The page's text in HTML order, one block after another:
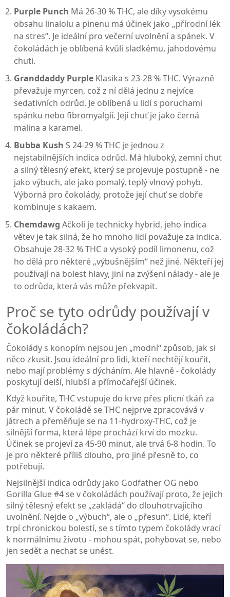
Purple Punch Má 26-30 % THC, ale díky vysokému
obsahu linalolu a pinenu má účinek jako „přírodní lék
na stres“. Je ideální pro večerní uvolnění a spánek. V
čokoládách je oblíbená kvůli sladkému, jahodovému
chuti.
Granddaddy Purple Klasika s 23-28 % THC. Výrazně
převažuje myrcen, což z ní dělá jednu z nejvíce
sedativních odrůd. Je oblíbená u lidí s poruchami
spánku nebo fibromyalgií. Její chuť je jako černá
malina a karamel.
Bubba Kush S 24-29 % THC je jednou z
nejstabilnějších indica odrůd. Má hluboký, zemní chut
a silný tělesný efekt, který se projevuje postupně - ne
jako výbuch, ale jako pomalý, teplý vlnový pohyb.
Výborná pro čokolády, protože její chuť se dobře
kombinuje s kakaem.
Chemdawg Ačkoli je technicky hybrid, jeho indica
větev je tak silná, že ho mnoho lidí považuje za indica.
Obsahuje 28-32 % THC a vysoký podíl limonenu, což
ho dělá pro některé „výbušnějším“ než jiné. Někteří jej
používají na bolest hlavy, jiní na zvýšení nálady - ale je
to odrůda, která vás může překvapit.
Proč se tyto odrůdy používají v
čokoládách?
Čokolády s konopím nejsou jen „modní“ způsob, jak si
něco zkusit. Jsou ideální pro lidi, kteří nechtějí kouřit,
nebo mají problémy s dýcháním. Ale hlavně - čokolády
poskytují delší, hlubší a přímočařejší účinek.
Když kouříte, THC vstupuje do krve přes plicní tkáň za
pár minut. V čokoládě se THC nejprve zpracovává v
játrech a přeměňuje se na 11-hydroxy-THC, což je
silnější forma, která lépe prochází krví do mozku.
Účinek se projeví za 45-90 minut, ale trvá 6-8 hodin. To
je pro některé příliš dlouho, pro jiné přesně to, co
potřebují.
Nejsilnější indica odrůdy jako Godfather OG nebo
Gorilla Glue #4 se v čokoládách používají proto, že jejich
silný tělesný efekt se „zakládá“ do dlouhotrvajícího
uvolnění. Nejde o „výbuch“, ale o „přesun“. Lidé, kteří
trpí chronickou bolestí, se s tímto typem čokolády vrací
k normálnímu životu - mohou spát, pohybovat se, nebo
jen sedět a nechat se unést.